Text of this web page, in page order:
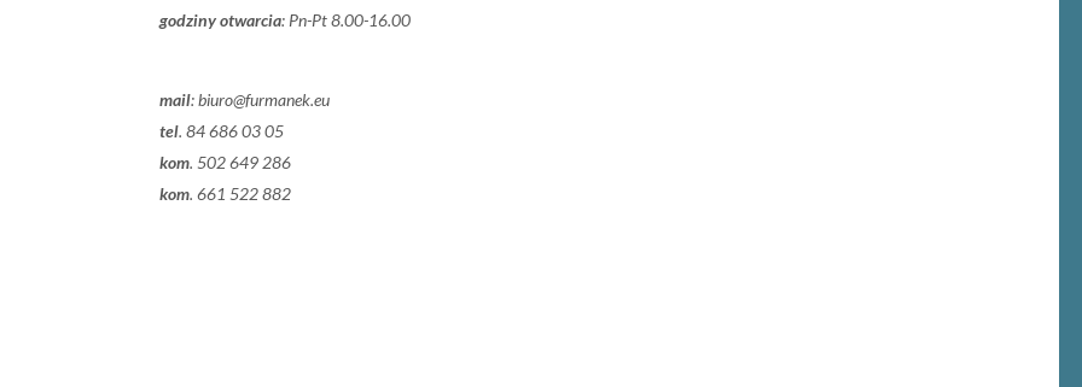
godziny otwarcia: Pn-Pt 8.00-16.00
mail:biuro@furmanek.eu
tel. 84 686 03 05
kom. 502 649 286
kom. 661 522 882